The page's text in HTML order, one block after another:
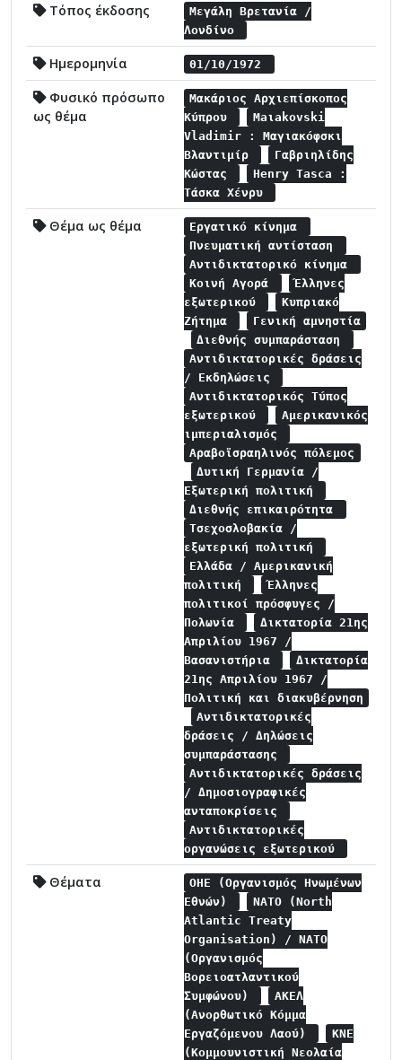
Τόπος έκδοσης
Μεγάλη Βρετανία /
Λονδίνο
Ημερομηνία 01/10/1972
Φυσικό πρόσωπο
ως θέμα
Μακάριος Αρχιεπίσκοπος
Κύπρου
Maιakovski
Vladimir : Μαγιακόφσκι
Βλαντιμίρ
Γαβριηλίδης
Κώστας
Henry Tasca :
Τάσκα Χένρυ
Θέμα ως θέμα
Εργατικό κίνημα
Πνευματική αντίσταση
Αντιδικτατορικό κίνημα
Κοινή Αγορά
Έλληνες
εξωτερικού
Κυπριακό
Ζήτημα
Γενική αμνηστία
Διεθνής συμπαράσταση
Αντιδικτατορικές δράσεις
/ Εκδηλώσεις
Αντιδικτατορικός Τύπος
εξωτερικού
Αμερικανικός
ιμπεριαλισμός
Αραβοϊσραηλινός πόλεμος
Δυτική Γερμανία /
Εξωτερική πολιτική
Διεθνής επικαιρότητα
Τσεχοσλοβακία /
εξωτερική πολιτική
Ελλάδα / Αμερικανική
πολιτική
Έλληνες
πολιτικοί πρόσφυγες /
Πολωνία
Δικτατορία 21ης
Απριλίου 1967 /
Βασανιστήρια
Δικτατορία
21ης Απριλίου 1967 /
Πολιτική και διακυβέρνηση
Αντιδικτατορικές
δράσεις / Δηλώσεις
συμπαράστασης
Αντιδικτατορικές δράσεις
/ Δημοσιογραφικές
ανταποκρίσεις
Αντιδικτατορικές
οργανώσεις εξωτερικού
Θέματα
ΟΗΕ (Οργανισμός Ηνωμένων
Εθνών)
NATO (North
Atlantic Treaty
Organisation) / NATO
(Οργανισμός
Βορειοατλαντικού
Συμφώνου)
ΑΚΕΛ
(Ανορθωτικό Κόμμα
Εργαζόμενου Λαού)
ΚΝΕ
(Κομμουνιστική Νεολαία